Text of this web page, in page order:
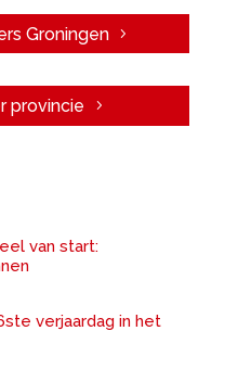
Groningen
provincie
van start:
verjaardag in het